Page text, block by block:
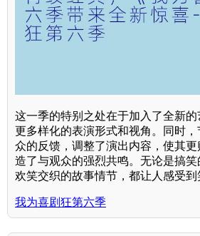
这一季的特别之处在于加入了全新
更多样化的表演形式和视角。同时
众的反馈，调整了演出内容，使其更
造了与观众的强烈共鸣。无论是搞
欢笑交织的故事情节，都让人感受到
我为喜剧狂第六季